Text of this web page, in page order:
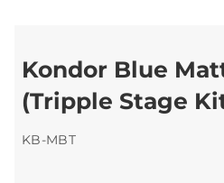
Kondor Blue
(Tripple Stage
KB-MBT